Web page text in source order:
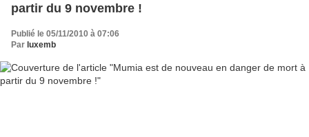
partir du 9 novembre !
Publié le 05/11/2010 à 07:06
Par luxemb